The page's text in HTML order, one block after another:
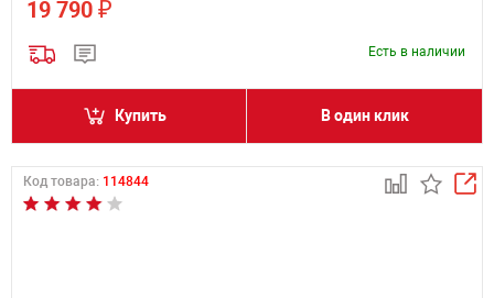
19 790 ₽
Есть в наличии
Купить В один клик
Код товара: 114844